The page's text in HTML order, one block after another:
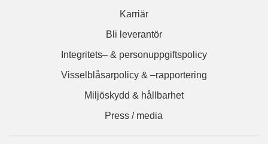
Karriär
Bli leverantör
Integritets– & personuppgiftspolicy
Visselblåsarpolicy & –rapportering
Miljöskydd & hållbarhet
Press / media